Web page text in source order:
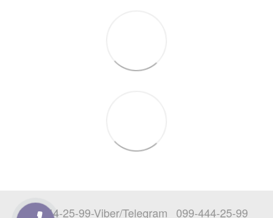
097-444-25-99-Viber/Telegram 099-444-25-99